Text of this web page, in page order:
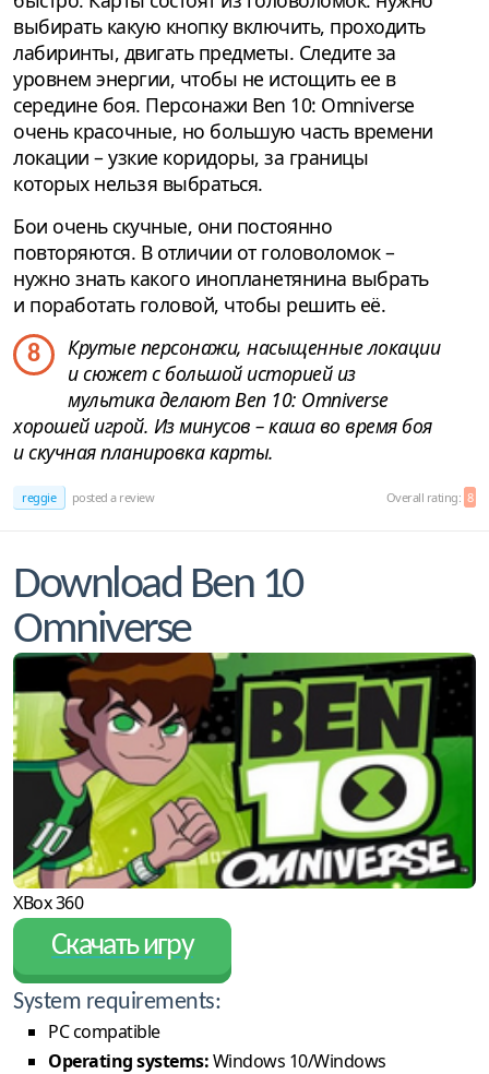
выбирать какую кнопку включить, проходить
лабиринты, двигать предметы. Следите за
уровнем энергии, чтобы не истощить ее в
середине боя. Персонажи Ben 10: Omniverse
очень красочные, но большую часть времени
локации – узкие коридоры, за границы
которых нельзя выбраться.
Бои очень скучные, они постоянно
повторяются. В отличии от головоломок –
нужно знать какого инопланетянина выбрать
и поработать головой, чтобы решить её.
8
Крутые персонажи, насыщенные локации
и сюжет с большой историей из
мультика делают Ben 10: Omniverse
хорошей игрой. Из минусов – каша во время боя
и скучная планировка карты.
reggie posted a review Overall rating: 8
Download Ben 10
Omniverse
XBox 360
Скачать игру
System requirements:
PC compatible
Operating systems:Windows 10/Windows